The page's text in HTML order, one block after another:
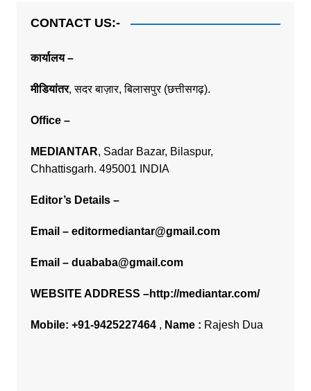
CONTACT US:-
कार्यालय –
मीडियांतर,सदर बाज़ार,बिलासपुर (छत्तीसगढ़).
Office–
MEDIANTAR, Sadar Bazar, Bilaspur,
Chhattisgarh. 495001 INDIA
Editor’s Details –
Email – editormediantar@gmail.com
Email – duababa@gmail.com
WEBSITE ADDRESS –http://mediantar.com/
Mobile: +91-9425227464, Name : Rajesh Dua